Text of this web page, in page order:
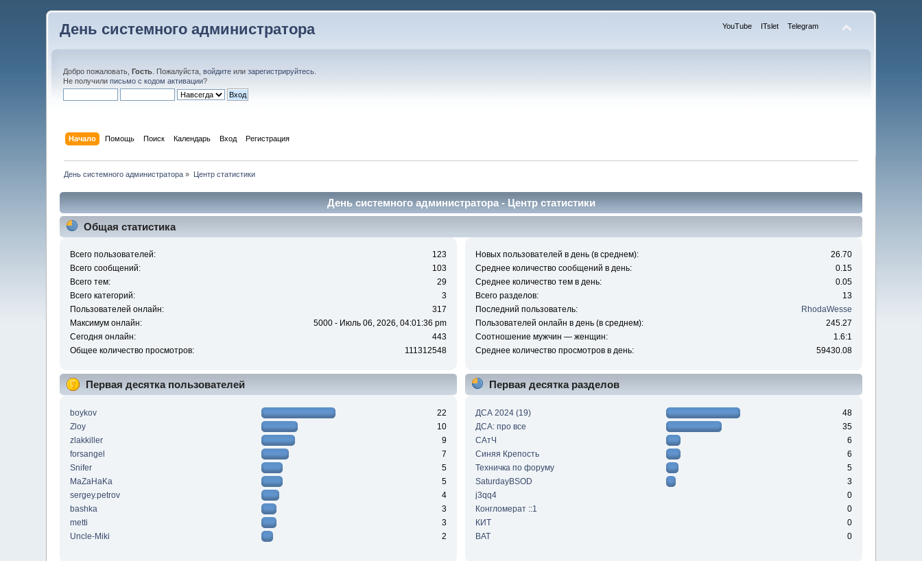
День системного администратора YouTube ITslet Telegram
Добро пожаловать,Гость . Пожалуйста,войдите илизарегистрируйтесь
Не получилиписьмо с кодом активации?
Начало Помощь Поиск Календарь Вход Регистрация
День системного администратора » Центр статистики
День системного администратора - Центр статистики
Общая статистика
Всего пользователей:
123
Всего сообщений:
103
Всего тем:
29
Всего категорий:
3
Пользователей онлайн:
317
Максимум онлайн:
5000 - Июль 06, 2026, 04:01:36 pm
Сегодня онлайн:
443
Общее количество просмотров:
111312548
Новых пользователей в день (в среднем):
26.70
Среднее количество сообщений в день:
0.15
Среднее количество тем в день:
0.05
Всего разделов:
13
Последний пользователь:
RhodaWesse
Пользователей онлайн в день (в среднем):
245.27
Соотношение мужчин — женщин:
1.6:1
Среднее количество просмотров в день:
59430.08
Первая десятка пользователей
boykov
22
Zloy
10
zlakkiller
9
forsangel
7
Snifer
5
MaZaHaKa
5
sergey.petrov
4
bashka
3
metti
3
Uncle-Miki
2
Первая десятка разделов
ДСА 2024 (19)
48
ДСА: про все
35
САтЧ
6
Синяя Крепость
6
Техничка по форуму
5
SaturdayBSOD
3
j3qq4
0
Конгломерат ::1
0
КИТ
0
BAT
0